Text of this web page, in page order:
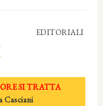
SI TRATTA
Casciani